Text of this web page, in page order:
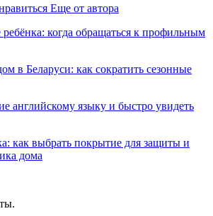
Еще от автора
ребёнка: когда обращаться к профильным
в Беларуси: как сократить сезонные
английскому языку и быстро увидеть
как выбрать покрытие для защиты и
дома